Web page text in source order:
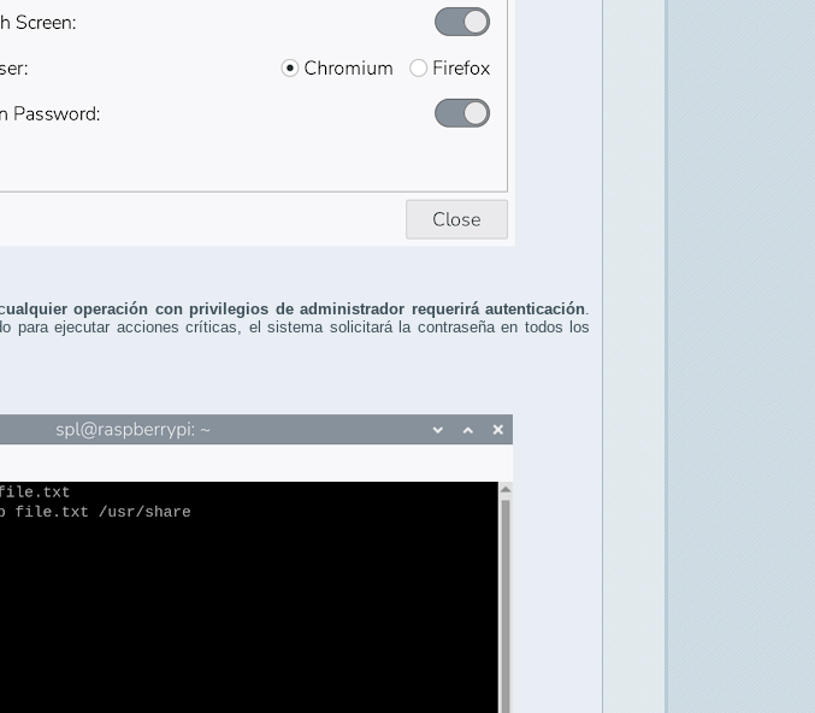
ualquier operación con privilegios de administrador requerirá autenticación.
para ejecutar acciones críticas, el sistema solicitará la contraseña en todos los